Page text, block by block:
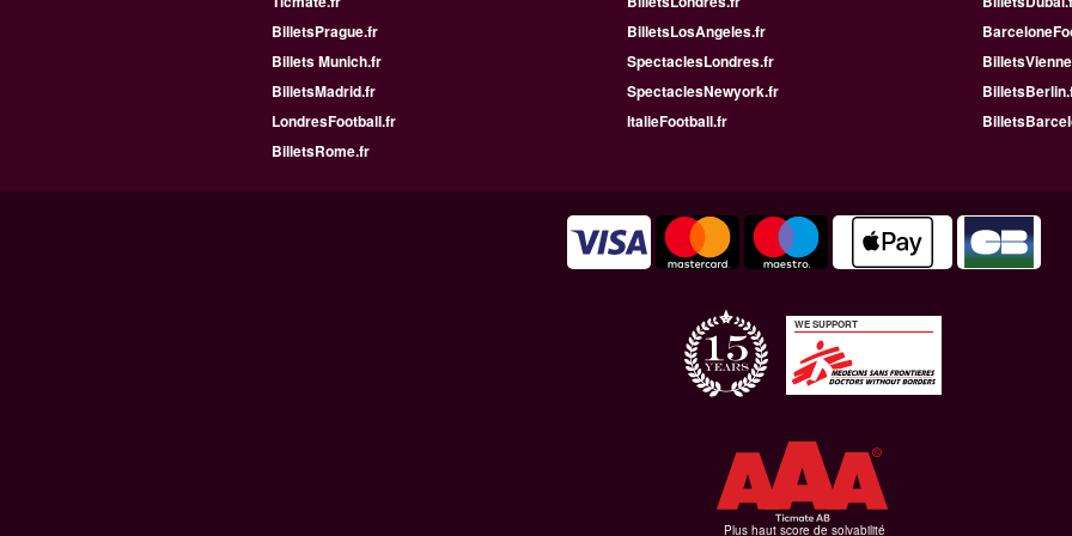
BilletsPrague.fr
BilletsLosAngeles.fr
Billets Munich.fr
SpectaclesLondres.fr
BilletsMadrid.fr
SpectaclesNewyork.fr
LondresFootball.fr
ItalieFootball.fr
BilletsRome.fr
WE SUPPORT
Plus haut score de solvabilité